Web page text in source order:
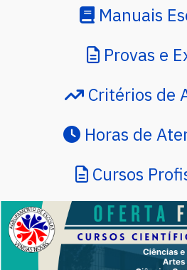
Manuais
Provas e
Critérios de
Horas de
Cursos